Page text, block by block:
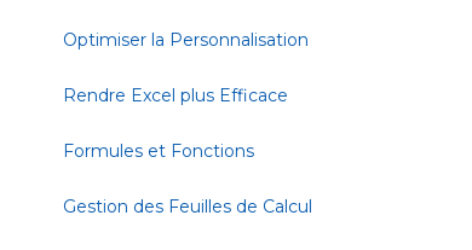
Optimiser la Personnalisation
Rendre Excel plus Efficace
Formules et Fonctions
Gestion des Feuilles de Calcul